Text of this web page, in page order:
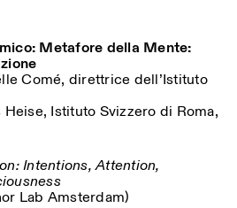
Metafore della Mente:
Comé, direttrice dell’Istituto
Istituto Svizzero di Roma,
Intentions, Attention,
Lab Amsterdam)